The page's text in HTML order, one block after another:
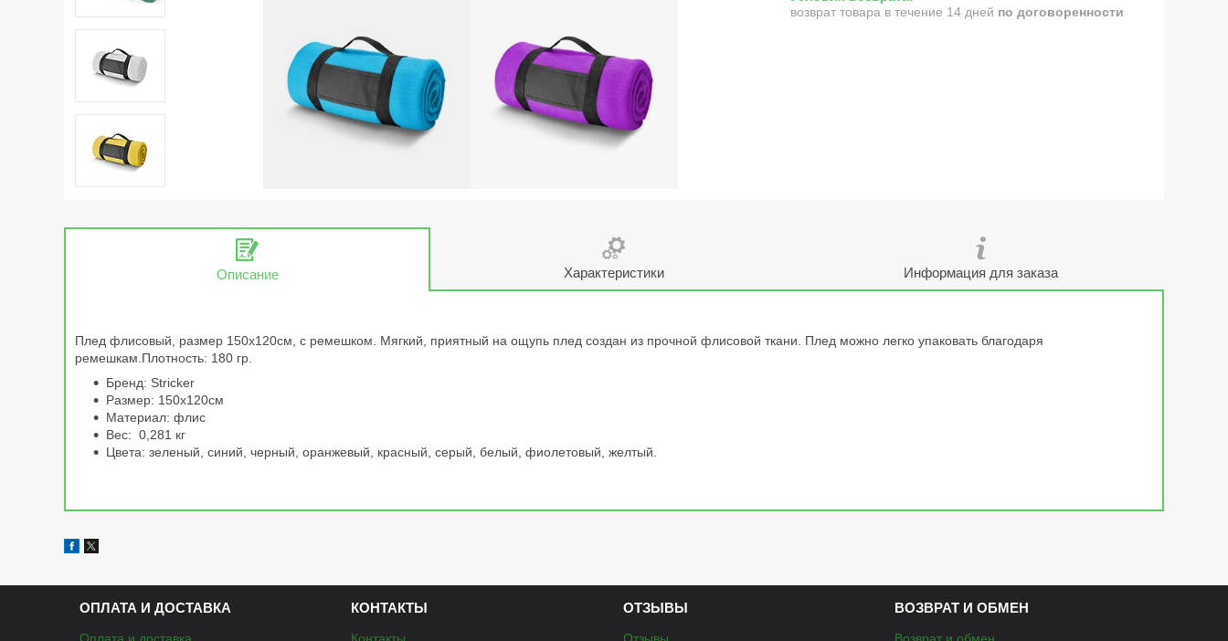
возврат товара в течение 14 дней по договоренности
Описание Характеристики Информация для заказа
Плед флисовый, размер 150х120см, с ремешком. Мягкий, приятный на ощупь плед создан из прочной флисовой ткани. Плед можно легко упаковать благодаря
ремешкам.Плотность: 180 гр.
Бренд: Stricker
Размер: 150х120см
Материал: флис
Вес: 0,281 кг
Цвета: зеленый, синий, черный, оранжевый, красный, серый, белый, фиолетовый, желтый.
ОПЛАТА И ДОСТАВКА КОНТАКТЫ ОТЗЫВЫ ВОЗВРАТ И ОБМЕН